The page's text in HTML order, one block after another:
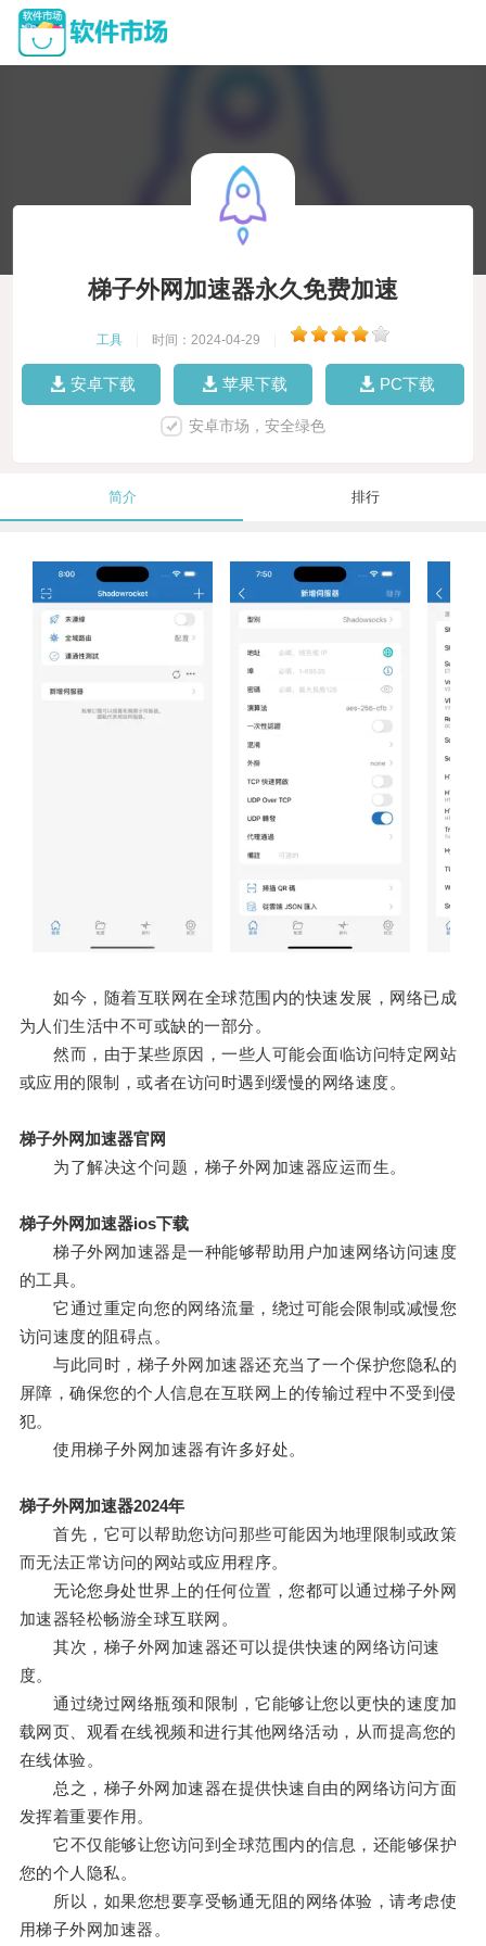
梯子外网加速器永久免费加速
工具 时间：2024-04-29
安卓下载 苹果下载 PC下载
安卓市场，安全绿色
简介 排行
如今，随着互联网在全球范围内的快速发展，网络已成
为人们生活中不可或缺的一部分。
然而，由于某些原因，一些人可能会面临访问特定网站
或应用的限制，或者在访问时遇到缓慢的网络速度。
梯子外网加速器官网
为了解决这个问题，梯子外网加速器应运而生。
梯子外网加速器ios下载
梯子外网加速器是一种能够帮助用户加速网络访问速度
的工具。
它通过重定向您的网络流量，绕过可能会限制或减慢您
访问速度的阻碍点。
与此同时，梯子外网加速器还充当了一个保护您隐私的
屏障，确保您的个人信息在互联网上的传输过程中不受到侵
犯。
使用梯子外网加速器有许多好处。
梯子外网加速器2024年
首先，它可以帮助您访问那些可能因为地理限制或政策
而无法正常访问的网站或应用程序。
无论您身处世界上的任何位置，您都可以通过梯子外网
加速器轻松畅游全球互联网。
其次，梯子外网加速器还可以提供快速的网络访问速
度。
通过绕过网络瓶颈和限制，它能够让您以更快的速度加
载网页、观看在线视频和进行其他网络活动，从而提高您的
在线体验。
总之，梯子外网加速器在提供快速自由的网络访问方面
发挥着重要作用。
它不仅能够让您访问到全球范围内的信息，还能够保护
您的个人隐私。
所以，如果您想要享受畅通无阻的网络体验，请考虑使
用梯子外网加速器。